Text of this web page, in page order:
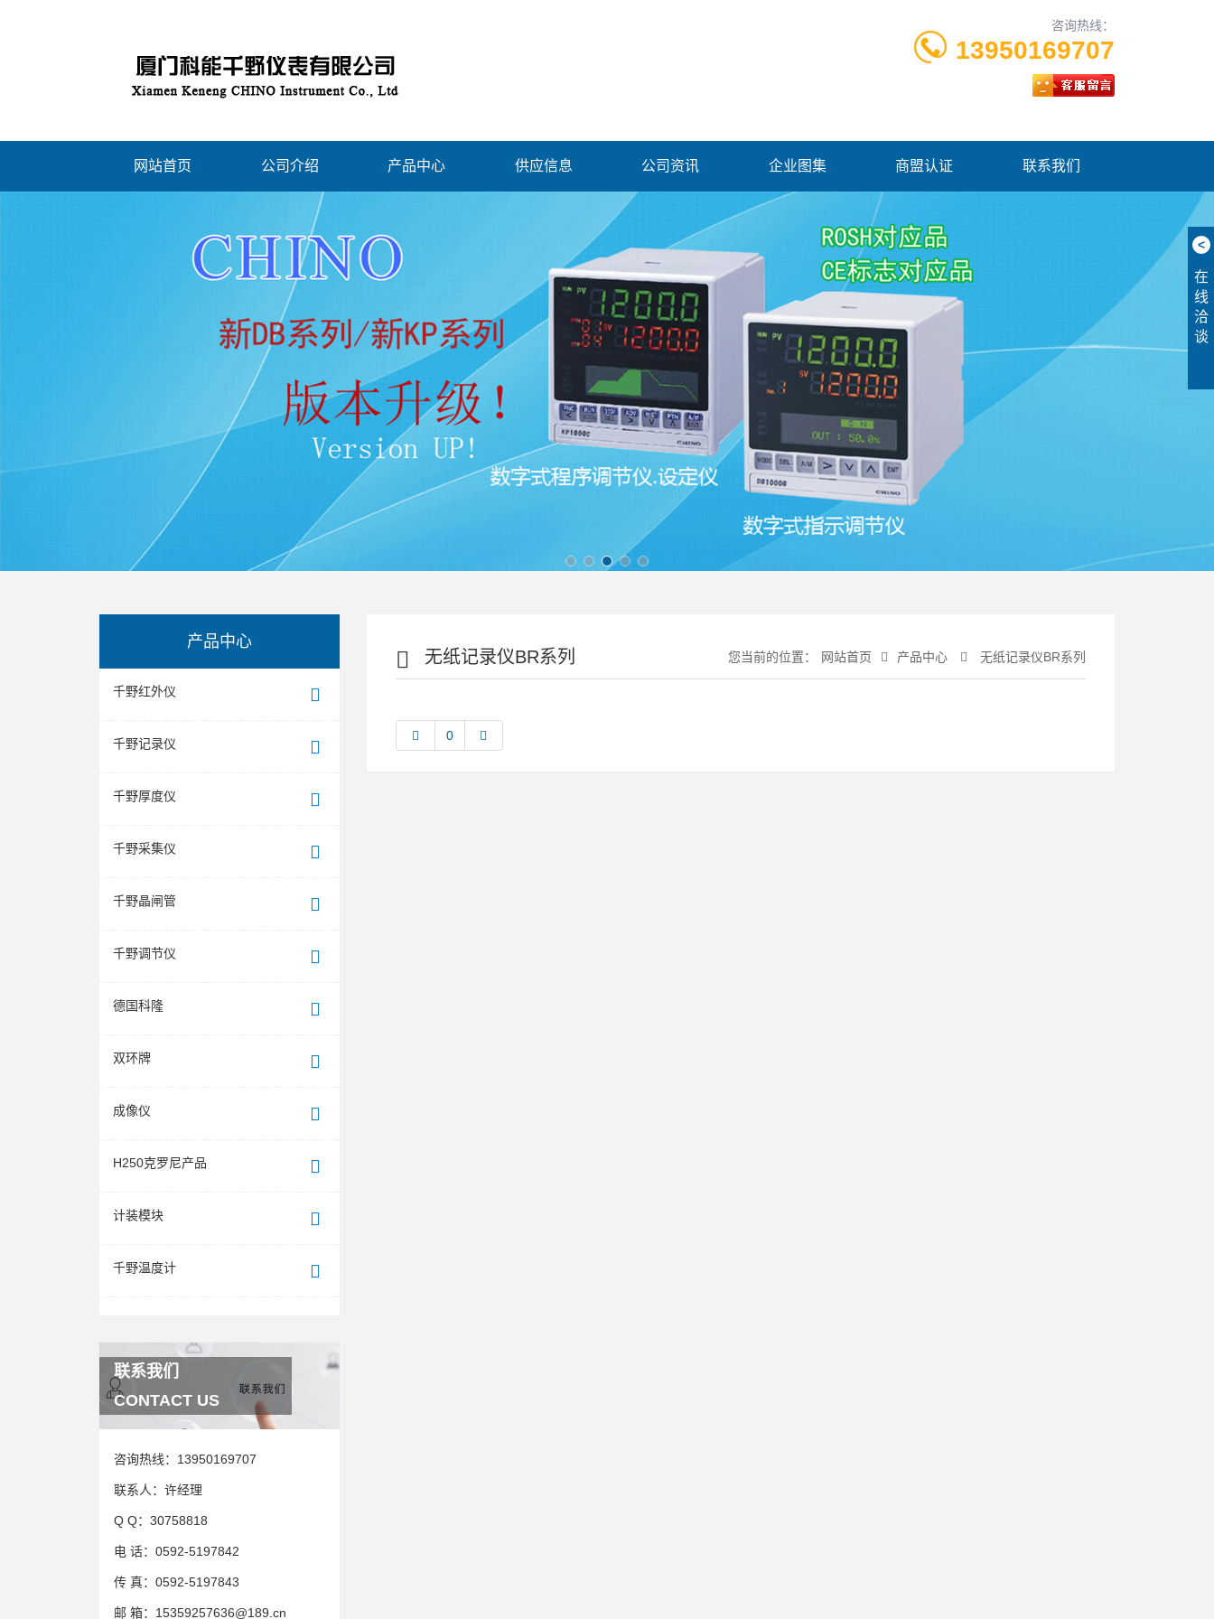
咨询热线：
13950169707
网站首页 公司介绍 产品中心 供应信息 公司资讯 企业图集 商盟认证 联系我们
产品中心
千野红外仪
千野记录仪
千野厚度仪
千野采集仪
千野晶闸管
千野调节仪
德国科隆
双环牌
成像仪
H250克罗尼产品
计装模块
千野温度计
联系我们
CONTACT US
咨询热线： 13950169707
联系人： 许经理
Q Q： 30758818
电 话： 0592-5197842
传 真： 0592-5197843
邮 箱： 15359257636@189.cn
无纸记录仪BR系列 您当前的位置： 网站首页 产品中心 无纸记录仪BR系列
0
<
在
线
洽
谈